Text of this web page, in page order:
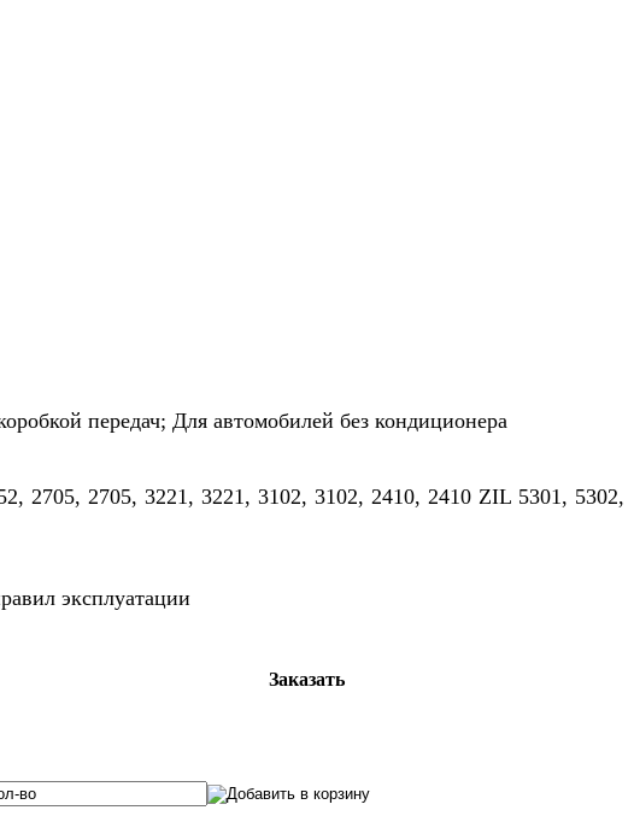
передач; Для автомобилей без кондиционера
2705, 2705, 3221, 3221, 3102, 3102, 2410, 2410 ZIL 5301, 5302,
эксплуатации
Заказать